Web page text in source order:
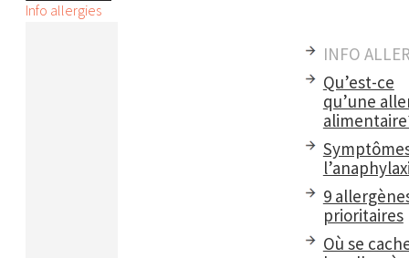
Info allergies
INFO
Qu’est-ce
qu’une
9
prioritaires
Où se